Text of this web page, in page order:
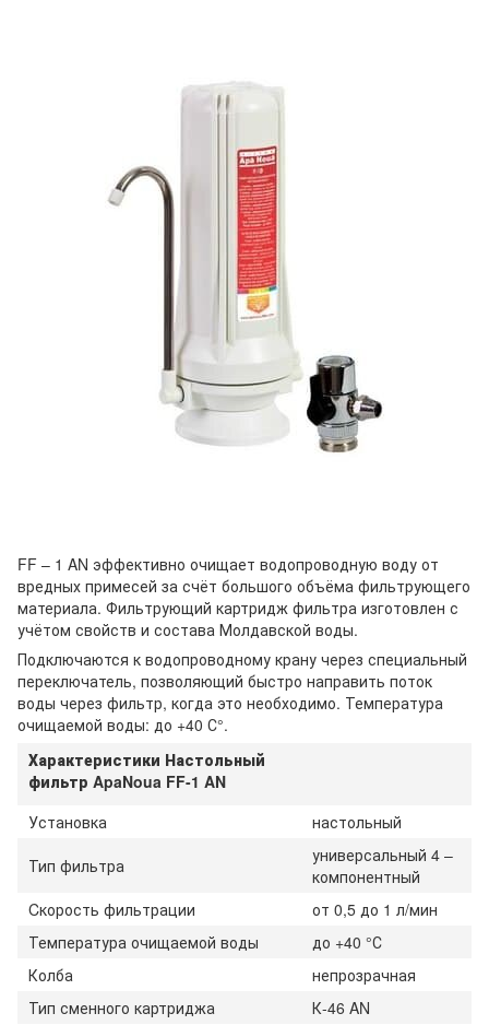
FF – 1 AN эффективно очищает водопроводную воду от
вредных примесей за счёт большого объёма фильтрующего
материала. Фильтрующий картридж фильтра изготовлен с
учётом свойств и состава Молдавской воды.
Подключаются к водопроводному крану через специальный
переключатель, позволяющий быстро направить поток
воды через фильтр, когда это необходимо. Температура
очищаемой воды: до +40 С°.
Характеристики Настольный
фильтр ApaNoua FF-1 AN
Установка
настольный
Тип фильтра
универсальный 4 –
компонентный
Cкорость фильтрации
от 0,5 до 1 л/мин
Температура очищаемой воды
до +40 °С
Колба
непрозрачная
Тип сменного картриджа
К-46 AN